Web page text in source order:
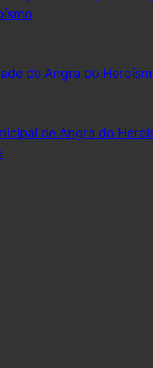
de Angra do
de Angra do